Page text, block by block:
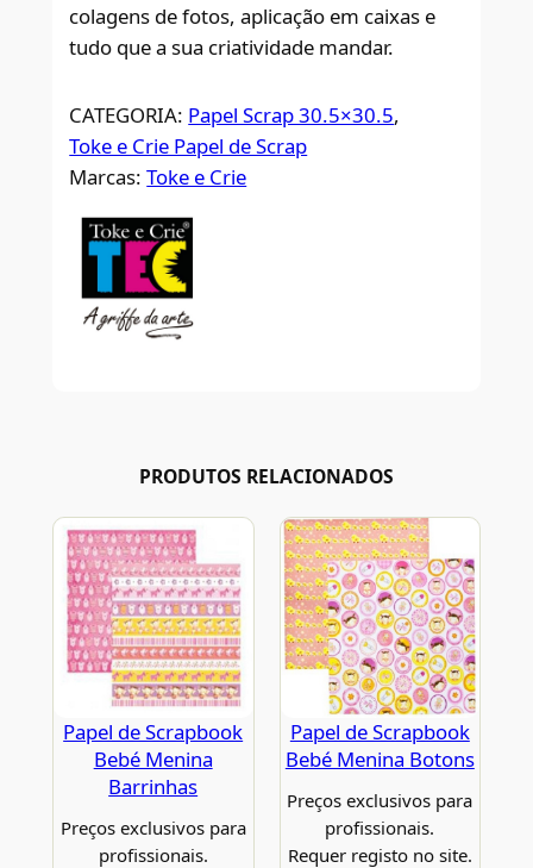
colagens de fotos, aplicação em caixas e
tudo que a sua criatividade mandar.
CATEGORIA: Papel Scrap 30.5×30.5
Toke e Crie Papel de Scrap
Marcas:Toke e Crie
PRODUTOS RELACIONADOS
Papel de Scrapbook
Bebé Menina
Barrinhas
Preços exclusivos para
profissionais.
Papel de Scrapbook
Bebé Menina Botons
Preços exclusivos para
profissionais.
Requer registo no site.